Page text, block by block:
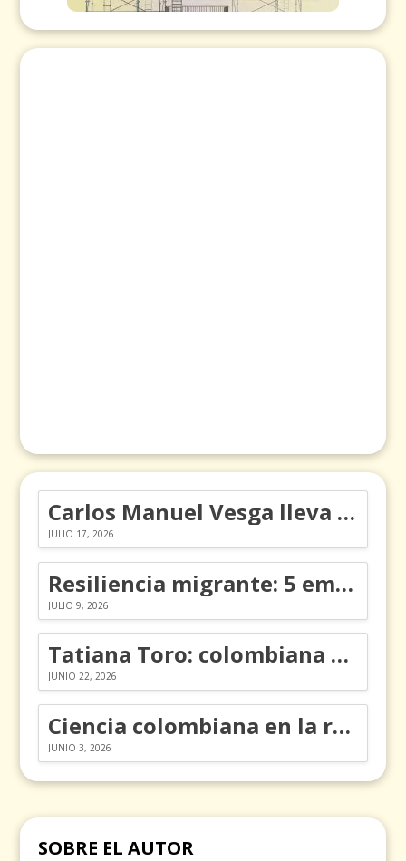
Carlos Manuel Vesga lleva el nombre de Colombia a los Emmy
JULIO 17, 2026
Resiliencia migrante: 5 emociones y cómo gestionarlas
JULIO 9, 2026
Tatiana Toro: colombiana que cambió la historia de las matemáticas
JUNIO 22, 2026
Ciencia colombiana en la revolución de los órganos en chips
JUNIO 3, 2026
SOBRE EL AUTOR